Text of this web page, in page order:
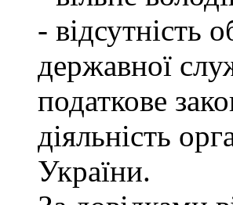
- відсутність
державної
податкове
діяльність
України.